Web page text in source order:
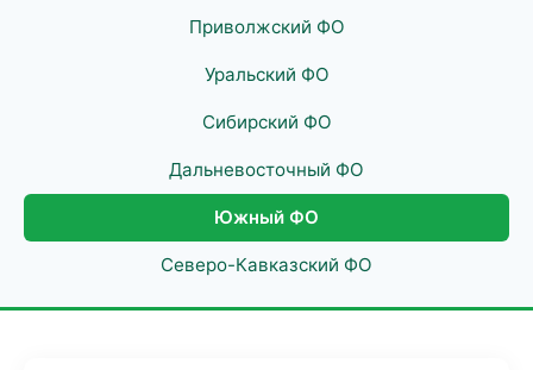
Приволжский ФО
Уральский ФО
Сибирский ФО
Дальневосточный ФО
Южный ФО
Северо-Кавказский ФО